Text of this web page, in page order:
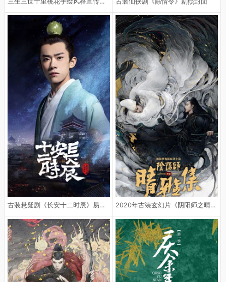
古装悬疑剧《长安十二时辰》易烊千 2020年古装玄幻片《阴阳师之晴雅集